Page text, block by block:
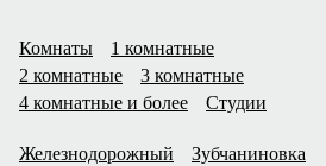
Комнаты
1 комнатные
2 комнатные
3 комнатные
4 комнатные и более
Студии
Железнодорожный
Зубчаниновка